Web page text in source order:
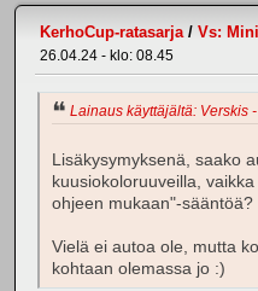
KerhoCup-ratasarja/ Vs:
26.04.24 - klo: 08.45
Lainaus käyttäjältä: Verskis
Lisäkysymyksenä, saako
kuusiokoloruuveilla,
ohjeen mukaan"-sääntöä?
Vielä ei autoa ole, mutta
kohtaan olemassa jo :)